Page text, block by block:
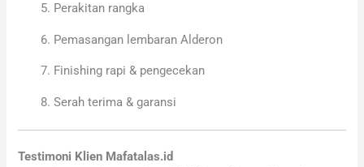
Perakitan rangka
Pemasangan lembaran Alderon
Finishing rapi & pengecekan
Serah terima & garansi
Testimoni Klien Mafatalas.id